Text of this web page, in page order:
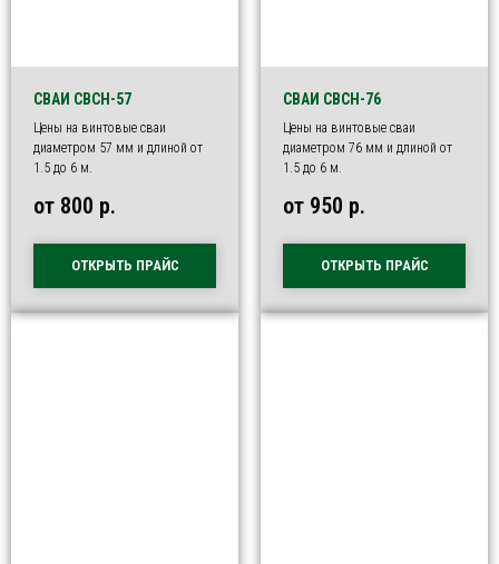
СВАИ СВСН-57
Цены на винтовые сваи
диаметром 57 мм и длиной от
1.5 до 6 м.
от 800 р.
ОТКРЫТЬ ПРАЙС
СВАИ СВСН-76
Цены на винтовые сваи
диаметром 76 мм и длиной от
1.5 до 6 м.
от 950 р.
ОТКРЫТЬ ПРАЙС